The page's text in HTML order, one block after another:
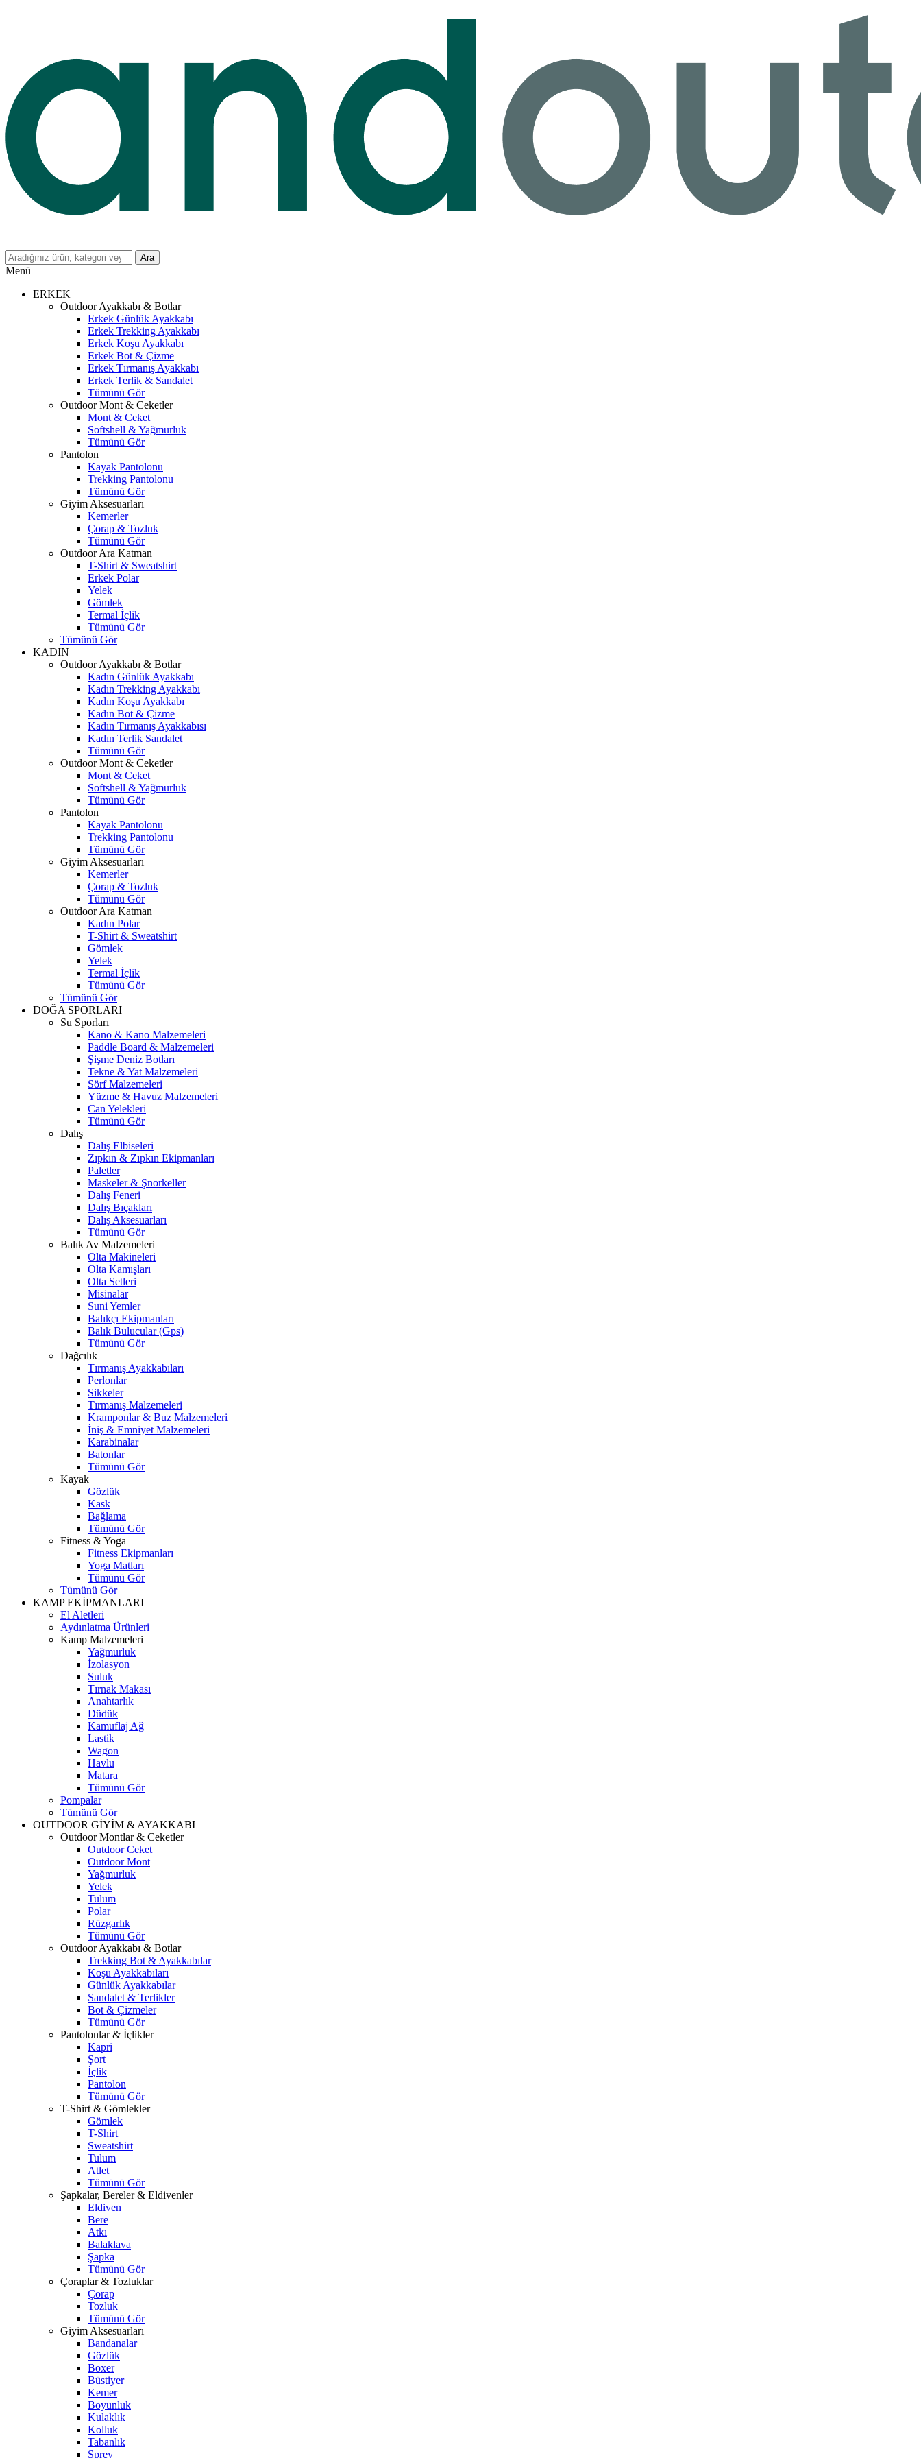
Ara
Menü
ERKEK
Outdoor Ayakkabı & Botlar
Erkek Günlük Ayakkabı
Erkek Trekking Ayakkabı
Erkek Koşu Ayakkabı
Erkek Bot & Çizme
Erkek Tırmanış Ayakkabı
Erkek Terlik & Sandalet
Tümünü Gör
Outdoor Mont & Ceketler
Mont & Ceket
Softshell & Yağmurluk
Tümünü Gör
Pantolon
Kayak Pantolonu
Trekking Pantolonu
Tümünü Gör
Giyim Aksesuarları
Kemerler
Çorap & Tozluk
Tümünü Gör
Outdoor Ara Katman
T-Shirt & Sweatshirt
Erkek Polar
Yelek
Gömlek
Termal İçlik
Tümünü Gör
Tümünü Gör
KADIN
Outdoor Ayakkabı & Botlar
Kadın Günlük Ayakkabı
Kadın Trekking Ayakkabı
Kadın Koşu Ayakkabı
Kadın Bot & Çizme
Kadın Tırmanış Ayakkabısı
Kadın Terlik Sandalet
Tümünü Gör
Outdoor Mont & Ceketler
Mont & Ceket
Softshell & Yağmurluk
Tümünü Gör
Pantolon
Kayak Pantolonu
Trekking Pantolonu
Tümünü Gör
Giyim Aksesuarları
Kemerler
Çorap & Tozluk
Tümünü Gör
Outdoor Ara Katman
Kadın Polar
T-Shirt & Sweatshirt
Gömlek
Yelek
Termal İçlik
Tümünü Gör
Tümünü Gör
DOĞA SPORLARI
Su Sporları
Kano & Kano Malzemeleri
Paddle Board & Malzemeleri
Şişme Deniz Botları
Tekne & Yat Malzemeleri
Sörf Malzemeleri
Yüzme & Havuz Malzemeleri
Can Yelekleri
Tümünü Gör
Dalış
Dalış Elbiseleri
Zıpkın & Zıpkın Ekipmanları
Paletler
Maskeler & Şnorkeller
Dalış Feneri
Dalış Bıçakları
Dalış Aksesuarları
Tümünü Gör
Balık Av Malzemeleri
Olta Makineleri
Olta Kamışları
Olta Setleri
Misinalar
Suni Yemler
Balıkçı Ekipmanları
Balık Bulucular (Gps)
Tümünü Gör
Dağcılık
Tırmanış Ayakkabıları
Perlonlar
Sikkeler
Tırmanış Malzemeleri
Kramponlar & Buz Malzemeleri
İniş & Emniyet Malzemeleri
Karabinalar
Batonlar
Tümünü Gör
Kayak
Gözlük
Kask
Bağlama
Tümünü Gör
Fitness & Yoga
Fitness Ekipmanları
Yoga Matları
Tümünü Gör
Tümünü Gör
KAMP EKİPMANLARI
El Aletleri
Aydınlatma Ürünleri
Kamp Malzemeleri
Yağmurluk
İzolasyon
Suluk
Tırnak Makası
Anahtarlık
Düdük
Kamuflaj Ağ
Lastik
Wagon
Havlu
Matara
Tümünü Gör
Pompalar
Tümünü Gör
OUTDOOR GİYİM & AYAKKABI
Outdoor Montlar & Ceketler
Outdoor Ceket
Outdoor Mont
Yağmurluk
Yelek
Tulum
Polar
Rüzgarlık
Tümünü Gör
Outdoor Ayakkabı & Botlar
Trekking Bot & Ayakkabılar
Koşu Ayakkabıları
Günlük Ayakkabılar
Sandalet & Terlikler
Bot & Çizmeler
Tümünü Gör
Pantolonlar & İçlikler
Kapri
Şort
İçlik
Pantolon
Tümünü Gör
T-Shirt & Gömlekler
Gömlek
T-Shirt
Sweatshirt
Tulum
Atlet
Tümünü Gör
Şapkalar, Bereler & Eldivenler
Eldiven
Bere
Atkı
Balaklava
Şapka
Tümünü Gör
Çoraplar & Tozluklar
Çorap
Tozluk
Tümünü Gör
Giyim Aksesuarları
Bandanalar
Gözlük
Boxer
Büstiyer
Kemer
Boyunluk
Kulaklık
Kolluk
Tabanlık
Sprey